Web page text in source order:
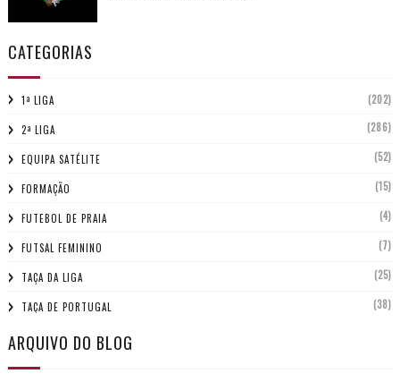
CATEGORIAS
1ª LIGA (202)
2ª LIGA (286)
EQUIPA SATÉLITE (52)
FORMAÇÃO (15)
FUTEBOL DE PRAIA (4)
FUTSAL FEMININO (7)
TAÇA DA LIGA (25)
TAÇA DE PORTUGAL (38)
ARQUIVO DO BLOG